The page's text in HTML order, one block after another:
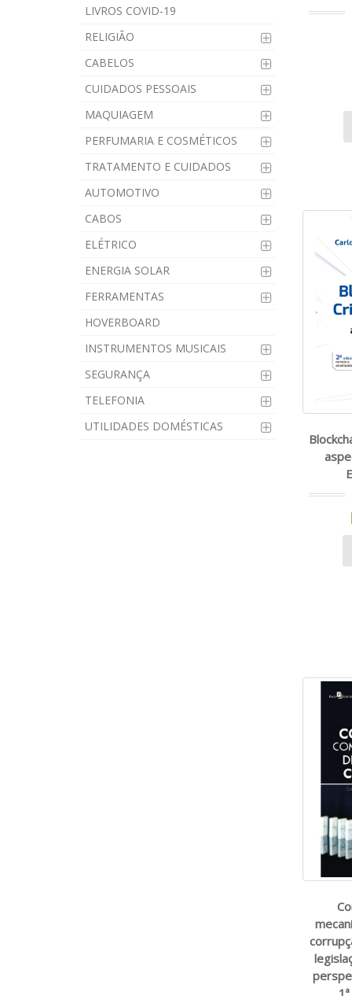
LIVROS COVID-19
RELIGIÃO
CABELOS
CUIDADOS PESSOAIS
MAQUIAGEM
PERFUMARIA E COSMÉTICOS
TRATAMENTO E CUIDADOS
AUTOMOTIVO
CABOS
ELÉTRICO
ENERGIA SOLAR
FERRAMENTAS
HOVERBOARD
INSTRUMENTOS MUSICAIS
SEGURANÇA
TELEFONIA
UTILIDADES DOMÉSTICAS